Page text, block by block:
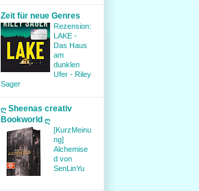
Zeit für neue Genres
Rezension:
LAKE -
Das Haus
am
dunklen
Ufer - Riley
Sager
ღ Sheenas creativ
Bookworld ღ
[KurzMeinu
ng]
Alchemise
d von
SenLinYu